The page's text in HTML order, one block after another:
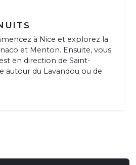
à Nice et explorez la
et Menton. Ensuite, vous
en direction de Saint-
autour du Lavandou ou de